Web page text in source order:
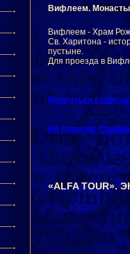
Вифлеем.
Вифлеем - Храм
Св. Харитона -
пустыне.
Для проезда в
Вернуться к
На главную
«ALFA